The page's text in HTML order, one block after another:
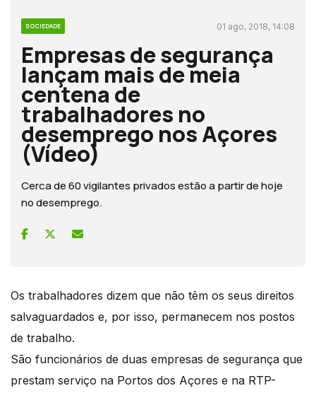
SOCIEDADE 01 ago, 2018, 14:08
Empresas de segurança
lançam mais de meia
centena de
trabalhadores no
desemprego nos Açores
(Vídeo)
Cerca de 60 vigilantes privados estão a partir de hoje
no desemprego.
Os trabalhadores dizem que não têm os seus direitos
salvaguardados e, por isso, permanecem nos postos
de trabalho.
São funcionários de duas empresas de segurança que
prestam serviço na Portos dos Açores e na RTP-